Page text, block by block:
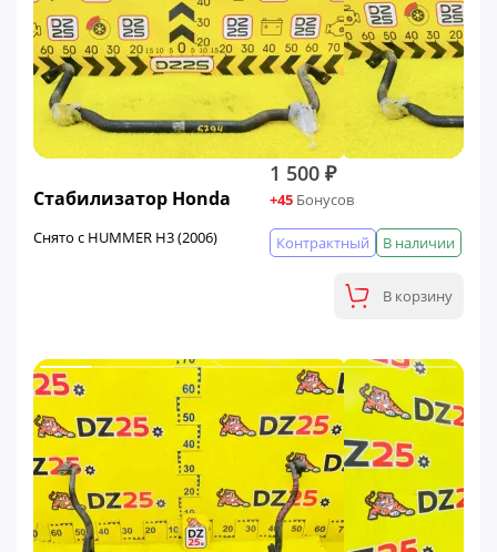
Стабилизатор Honda
Снято с HUMMER H3 (2006)
1 500 ₽
+45 Бонусов
В наличии
Контрактный
В корзину